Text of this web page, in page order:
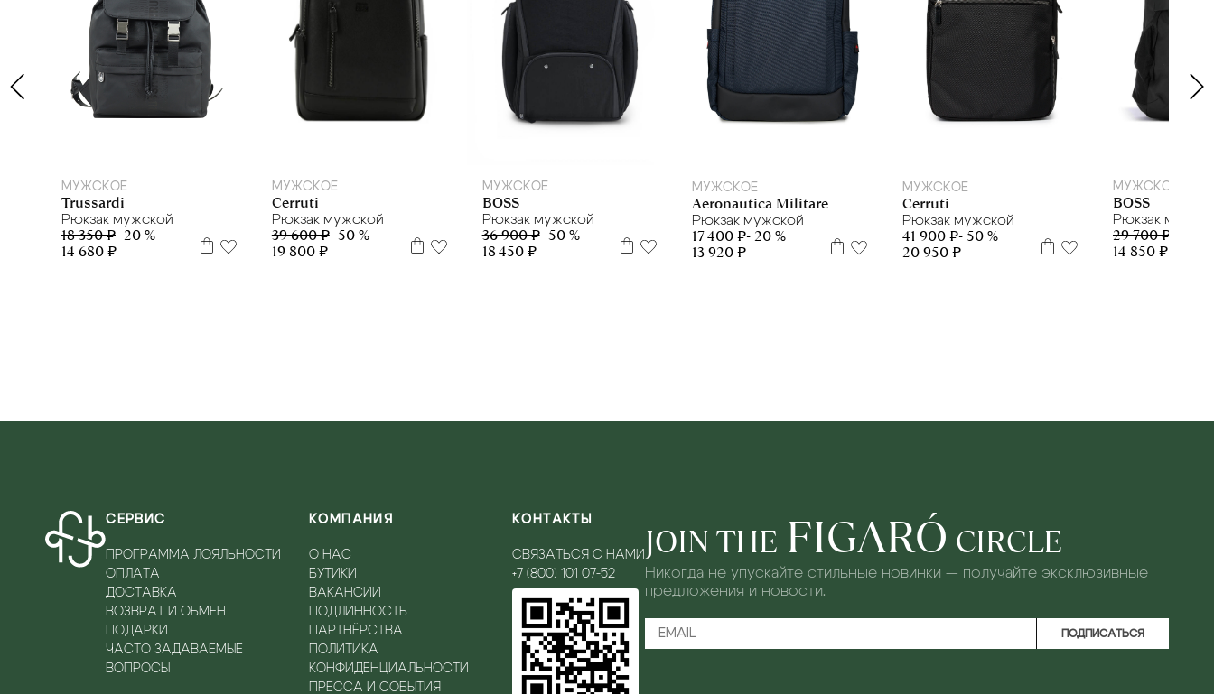
МУЖСКОЕ
Trussardi
Рюкзак мужской
18 350 ₽- 20 %
14 680 ₽
МУЖСКОЕ
Cerruti
Рюкзак мужской
39 600 ₽- 50 %
19 800 ₽
МУЖСКОЕ
BOSS
Рюкзак мужской
36 900 ₽- 50 %
18 450 ₽
МУЖСКОЕ
Aeronautica Militare
Рюкзак мужской
17 400 ₽- 20 %
13 920 ₽
МУЖСКОЕ
Cerruti
Рюкзак мужской
41 900 ₽- 50 %
20 950 ₽
МУЖСКОЕ
BOSS
Рюкзак
29 700 ₽
14 850 ₽
СЕРВИС
ПРОГРАММА ЛОЯЛЬНОСТИ
ОПЛАТА
ДОСТАВКА
ВОЗВРАТ И ОБМЕН
ПОДАРКИ
ЧАСТО ЗАДАВАЕМЫЕ
ВОПРОСЫ
КОМПАНИЯ
О НАС
БУТИКИ
ВАКАНСИИ
ПОДЛИННОСТЬ
ПАРТНЁРСТВА
ПОЛИТИКА
КОНФИДЕНЦИАЛЬНОСТИ
ПРЕССА И СОБЫТИЯ
КОНТАКТЫ
СВЯЗАТЬСЯ С НАМИ
+7 (800) 101 07-52
JOIN THE FIGARÓ CIRCLE
Никогда не упускайте стильные новинки — получайте эксклюзивные
предложения и новости.
ПОДПИСАТЬСЯ